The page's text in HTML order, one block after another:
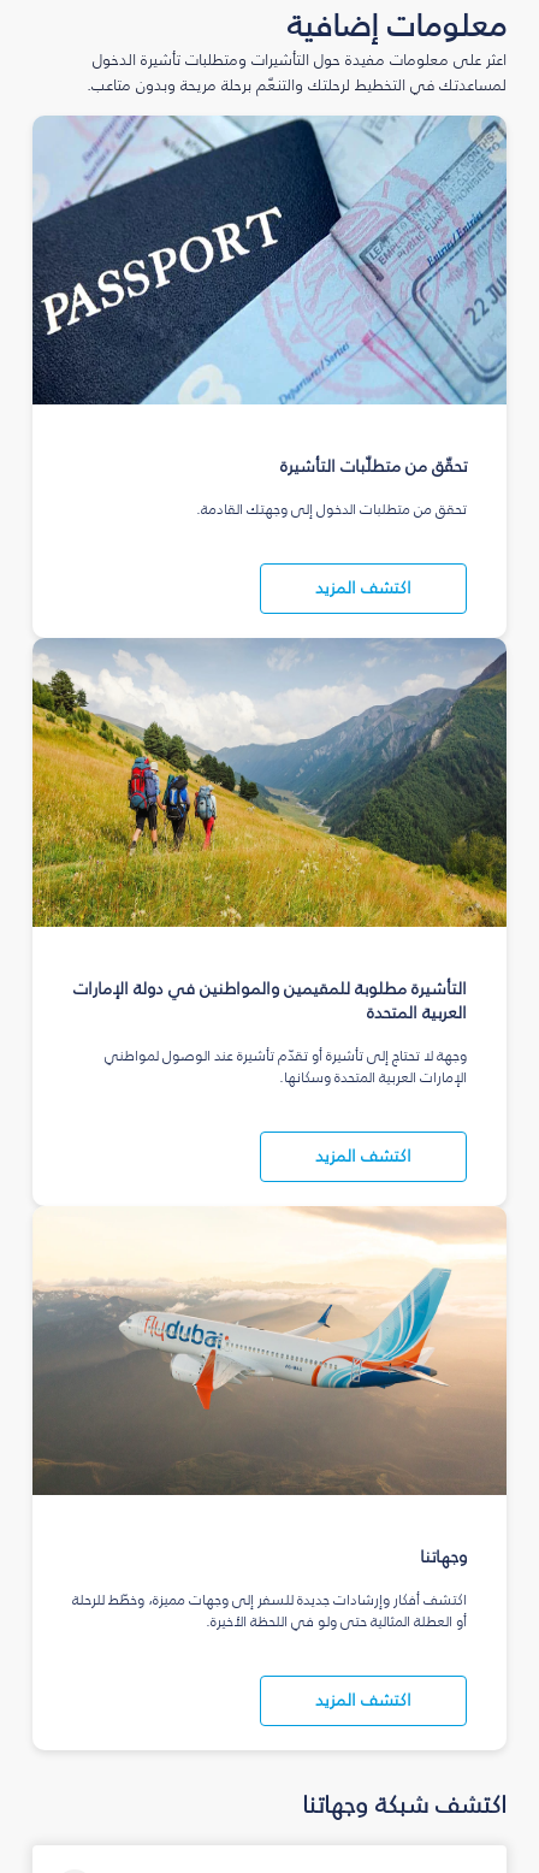
معلومات إضافية
اعثر على معلومات مفيدة حول التأشيرات ومتطلبات تأشيرة الدخول
لمساعدتك في التخطيط لرحلتك والتنعّم برحلة مريحة وبدون متاعب.
تحقّق من متطلّبات التأشيرة
تحقق من متطلبات الدخول إلى وجهتك القادمة.
اكتشف المزيد
التأشيرة مطلوبة للمقيمين والمواطنين في دولة الإمارات
العربية المتحدة
وجهة لا تحتاج إلى تأشيرة أو تقدّم تأشيرة عند الوصول لمواطني
الإمارات العربية المتحدة وسكانها.
اكتشف المزيد
وجهاتنا
اكتشف أفكار وإرشادات جديدة للسفر إلى وجهات مميزة، وخطّط للرحلة
أو العطلة المثالية حتى ولو في اللحظة الأخيرة.
اكتشف المزيد
اكتشف شبكة وجهاتنا